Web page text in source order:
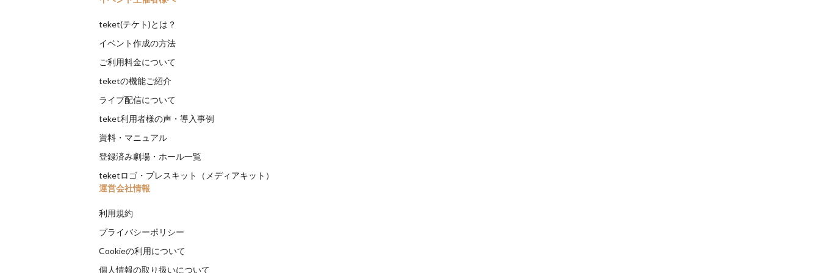
teket(テケト)とは？
イベント作成の方法
ご利用料金について
teketの機能ご紹介
ライブ配信について
teket利用者様の声・導入事例
資料・マニュアル
登録済み劇場・ホール一覧
teketロゴ・プレスキット（メディアキット）
運営会社情報
利用規約
プライバシーポリシー
Cookieの利用について
個人情報の取り扱いについて